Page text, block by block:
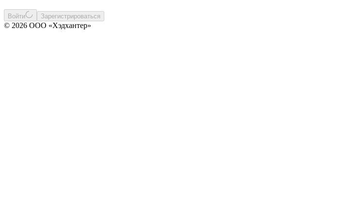
Войти Зарегистрироваться
© 2026 ООО «Хэдхантер»